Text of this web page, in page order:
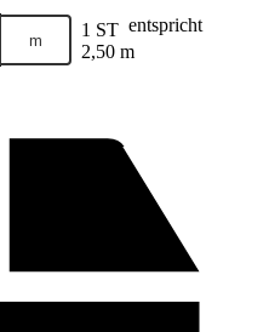
m 1 ST entspricht
2,50 m